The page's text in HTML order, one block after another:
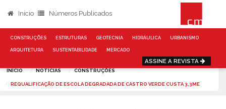
Início Números Publicados
CONSTRUÇÕES ESTRUTURAS GEOTECNIA HIDRÁULICA URBANISMO
ARQUITETURA SUSTENTABILIDADE MERCADO
ASSINE A REVISTA
INÍCIO NOTÍCIAS CONSTRUÇÕES
REQUALIFICAÇÃO DE ESCOLA DEGRADADA DE CASTRO VERDE CUSTA 3,3ME